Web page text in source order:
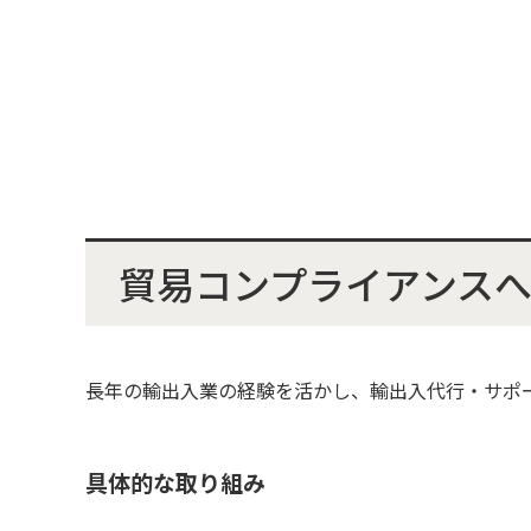
貿易コンプライアンス
長年の輸出入業の経験を活かし、輸出入代行・サ
具体的な取り組み